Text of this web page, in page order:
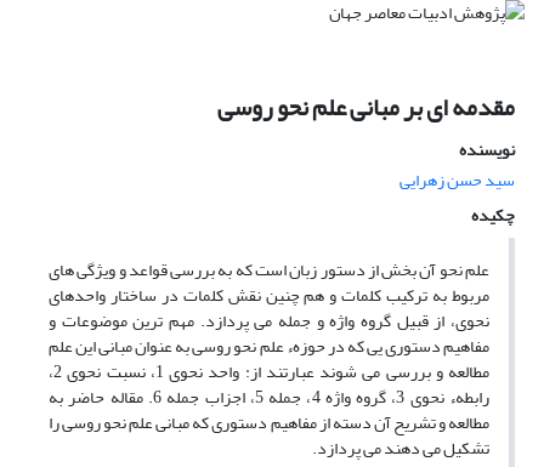
مقدمه ای بر مبانی علم نحو روسی
نویسنده
سید حسن زهرایى
چکیده
علم نحو آن بخش از دستور زبان است که به بررسی قواعد و ویژگی های
مربوط به ترکیب کلمات و هم چنین نقش کلمات در ساختار واحدهای
نحوی، از قبیل گروه واژه و جمله می پردازد. مهم ترین موضوعات و
مفاهیم دستوری یی که در حوزهء علم نحو روسی به عنوان مبانی این علم
مطالعه و بررسی می شوند عبارتند از: واحد نحوی 1، نسبت نحوی 2،
رابطهء نحوی 3، گروه واژه 4، جمله 5، اجزاب جمله 6. مقاله حاضر به
مطالعه و تشریح آن دسته از مفاهیم دستوری که مبانی علم نحو روسی را
تشکیل می دهند می پردازد.